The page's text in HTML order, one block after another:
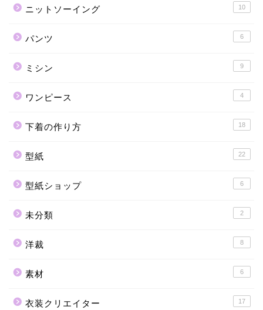
ニットソーイング 10
パンツ 6
ミシン 9
ワンピース 4
下着の作り方 18
型紙 22
型紙ショップ 6
未分類 2
洋裁 8
素材 6
衣装クリエイター 17